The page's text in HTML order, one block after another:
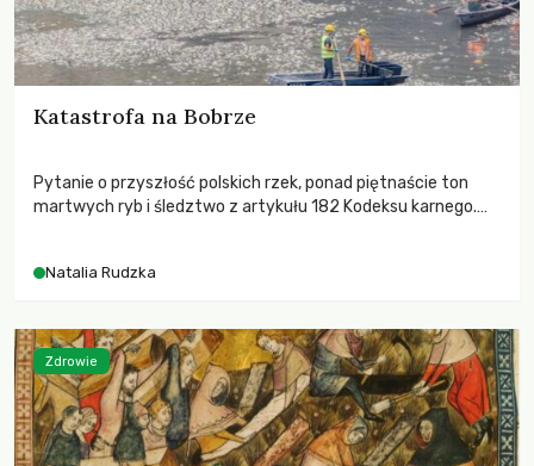
Katastrofa na Bobrze
Pytanie o przyszłość polskich rzek, ponad piętnaście ton
martwych ryb i śledztwo z artykułu 182 Kodeksu karnego.
zdarzeń prowadzących do biologicznej śmierci rzeki.
Natalia Rudzka
Zdrowie